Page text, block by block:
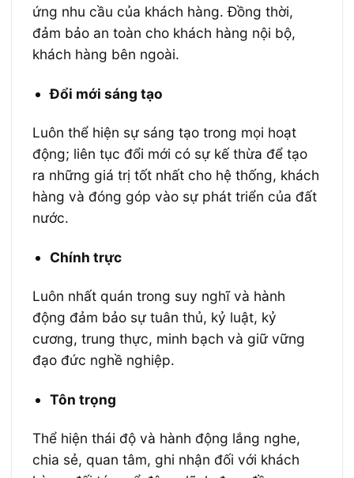
ứng nhu cầu của khách hàng. Đồng thời,
đảm bảo an toàn cho khách hàng nội bộ,
khách hàng bên ngoài.
Đổi mới sáng tạo
Luôn thể hiện sự sáng tạo trong mọi hoạt
động; liên tục đổi mới có sự kế thừa để tạo
ra những giá trị tốt nhất cho hệ thống, khách
hàng và đóng góp vào sự phát triển của đất
nước.
Chính trực
Luôn nhất quán trong suy nghĩ và hành
động đảm bảo sự tuân thủ, kỷ luật, kỷ
cương, trung thực, minh bạch và giữ vững
đạo đức nghề nghiệp.
Tôn trọng
Thể hiện thái độ và hành động lắng nghe,
chia sẻ, quan tâm, ghi nhận đối với khách